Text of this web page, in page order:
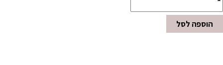
הוספה לסל